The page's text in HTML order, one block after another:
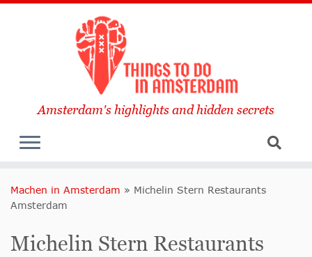
Amsterdam's highlights and hidden secrets
Machen in Amsterdam » Michelin Stern Restaurants
Amsterdam
Michelin Stern Restaurants